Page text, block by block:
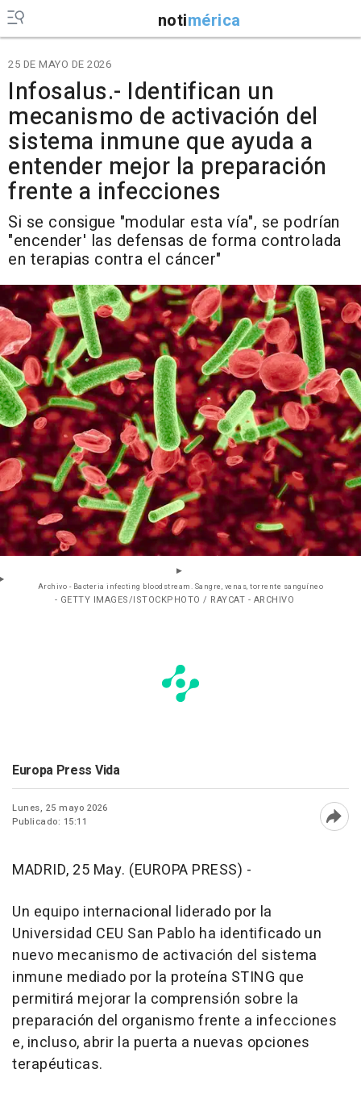
notimérica
25 DE MAYO DE 2026
Infosalus.- Identifican un
mecanismo de activación del
sistema inmune que ayuda a
entender mejor la preparación
frente a infecciones
Si se consigue "modular esta vía", se podrían
"encender' las defensas de forma controlada
en terapias contra el cáncer"
Archivo - Bacteria infecting bloodstream. Sangre, venas, torrente sanguíneo
- GETTY IMAGES/ISTOCKPHOTO / RAYCAT - ARCHIVO
Europa Press Vida
Lunes, 25 mayo 2026
Publicado: 15:11
MADRID, 25 May. (EUROPA PRESS) -
Un equipo internacional liderado por la
Universidad CEU San Pablo ha identificado un
nuevo mecanismo de activación del sistema
inmune mediado por la proteína STING que
permitirá mejorar la comprensión sobre la
preparación del organismo frente a infecciones
e, incluso, abrir la puerta a nuevas opciones
terapéuticas.